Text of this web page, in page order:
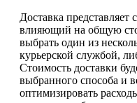
Доставка
влияющий на общую
выбрать один из
курьерской службой,
Стоимость доставки
выбранного способа и
оптимизировать